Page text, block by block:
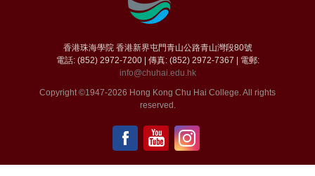
香港珠海學院 香港新界屯門青山公路青山灣段80號
電話: (852) 2972-7200 | 傳真: (852) 2972-7367 | 電郵:
info@chuhai.edu.hk
Copyright ©1947-2026 Hong Kong Chu Hai College. All rights
reserved.